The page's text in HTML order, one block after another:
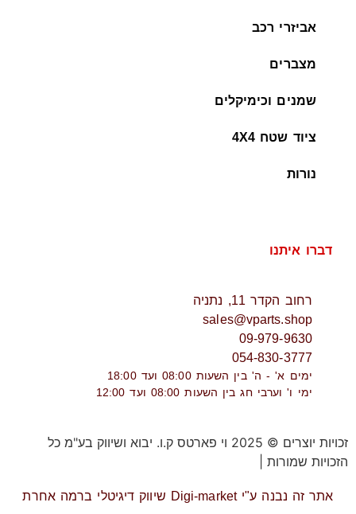
אביזרי רכב
מצברים
שמנים וכימיקלים
ציוד שטח 4X4
נורות
דברו איתנו
רחוב הקדר 11, נתניה
sales@vparts.shop
09-979-9630
054-830-3777
ימים א' - ה' בין השעות 08:00 ועד 18:00
ימי ו' וערבי חג בין השעות 08:00 ועד 12:00
זכויות יוצרים © 2025 וי פארטס ק.ו. יבוא ושיווק בע"מ כל
הזכויות שמורות |
אתר זה נבנה ע"י Digi-market שיווק דיגיטלי ברמה אחרת